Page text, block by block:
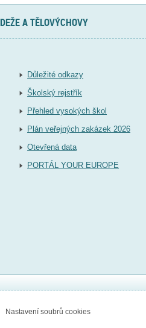
A TĚLOVÝCHOVY
Důležité odkazy
Školský rejstřík
Přehled vysokých škol
Plán veřejných zakázek 2026
Otevřená data
PORTÁL YOUR EUROPE
Nastavení soubrů cookies